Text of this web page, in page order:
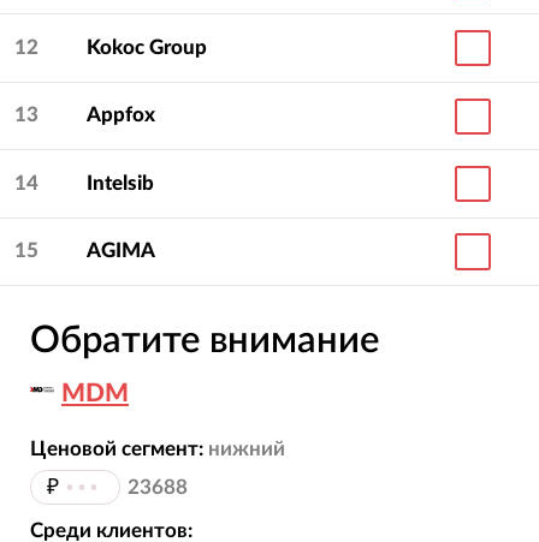
12 Kokoc Group
13 Appfox
14 Intelsib
15 AGIMA
Обратите внимание
MDM
Ценовой сегмент: нижний
₽ ••• 23688
Среди клиентов: